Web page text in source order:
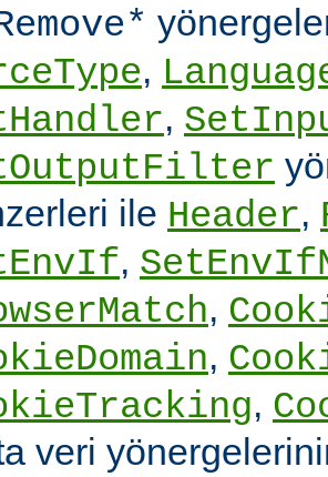
,
,
ile Header,
,
,
,
,
veri